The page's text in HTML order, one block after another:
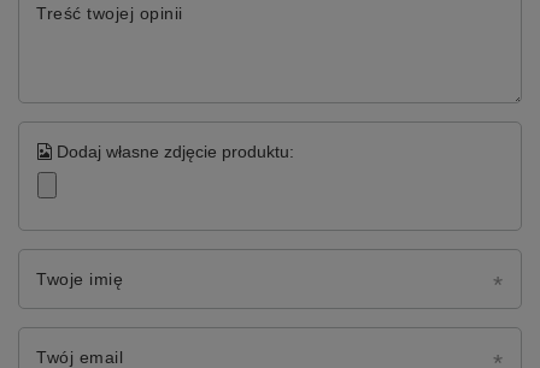
Treść twojej opinii
Dodaj własne zdjęcie produktu:
Twoje imię
Twój email